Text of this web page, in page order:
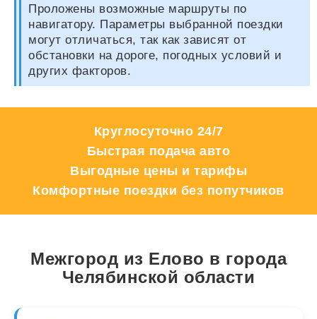
Проложены возможные маршруты по
навигатору. Параметры выбранной поездки
могут отличаться, так как зависят от
обстановки на дороге, погодных условий и
других факторов.
Круглосуточно 24/7
Быстрая подача авто
Выгодные цены и тарифы
Комфортные поездки без попутчиков
Межгород из Елово в города
Челябинской области